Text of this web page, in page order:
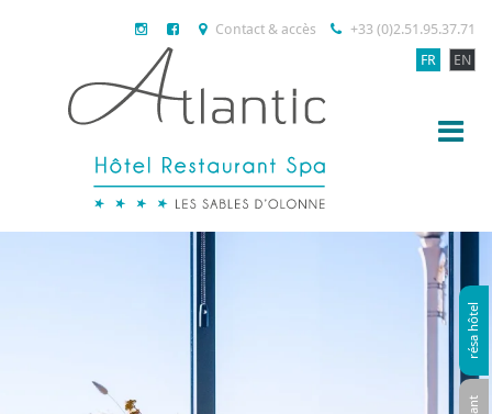
résa hôtel
Contact & accès
+33 (0)2.51.95.37.71
FR
EN